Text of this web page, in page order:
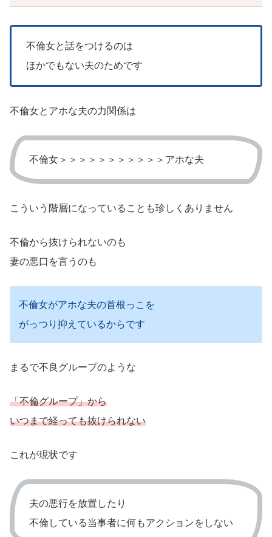
不倫女と話をつけるのは
ほかでもない夫のためです
不倫女とアホな夫の力関係は
不倫女＞＞＞＞＞＞＞＞＞＞＞アホな夫
こういう階層になっていることも珍しくありません
不倫から抜けられないのも
妻の悪口を言うのも
不倫女がアホな夫の首根っこを
がっつり抑えているからです
まるで不良グループのような
「不倫グループ」から
いつまで経っても抜けられない
これが現状です
夫の悪行を放置したり
不倫している当事者に何もアクションをしない